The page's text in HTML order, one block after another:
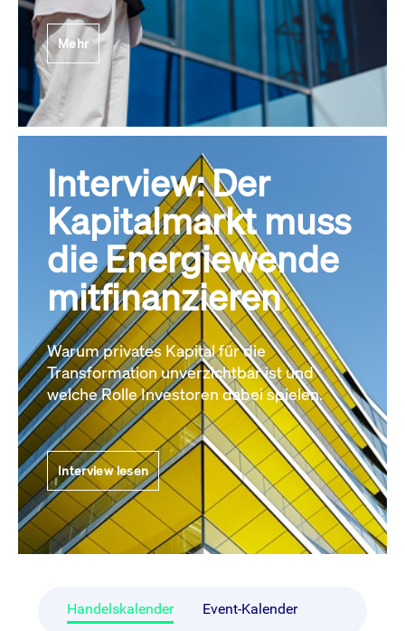
Mehr
Interview: Der
Kapitalmarkt muss
die Energiewende
mitfinanzieren
Warum privates Kapital für die
Transformation unverzichtbar ist und
welche Rolle Investoren dabei spielen.
Interview lesen
Handelskalender Event-Kalender